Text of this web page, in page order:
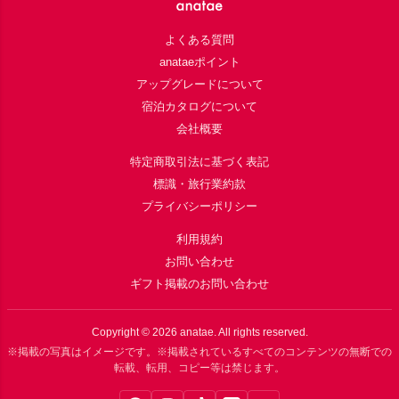
よくある質問
anataeポイント
アップグレードについて
宿泊カタログについて
会社概要
特定商取引法に基づく表記
標識・旅行業約款
プライバシーポリシー
利用規約
お問い合わせ
ギフト掲載のお問い合わせ
Copyright © 2026 anatae. All rights reserved.
※掲載の写真はイメージです。※掲載されているすべてのコンテンツの無断での
転載、転用、コピー等は禁じます。